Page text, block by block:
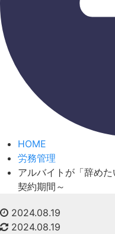
HOME
労務管理
アルバイトが「辞め
契約期間～
2024.08.19
2024.08.19